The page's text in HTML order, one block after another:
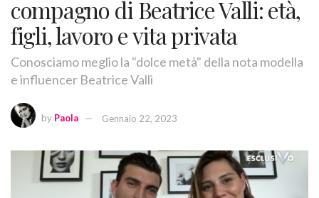
compagno di Beatrice Valli: età,
figli, lavoro e vita privata
Conosciamo meglio la "dolce metà" della nota modella
e influencer Beatrice Valli
by Paola Gennaio 22, 2023